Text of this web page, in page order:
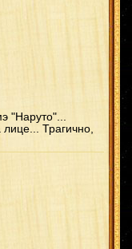
"Наруто"...
Трагично,